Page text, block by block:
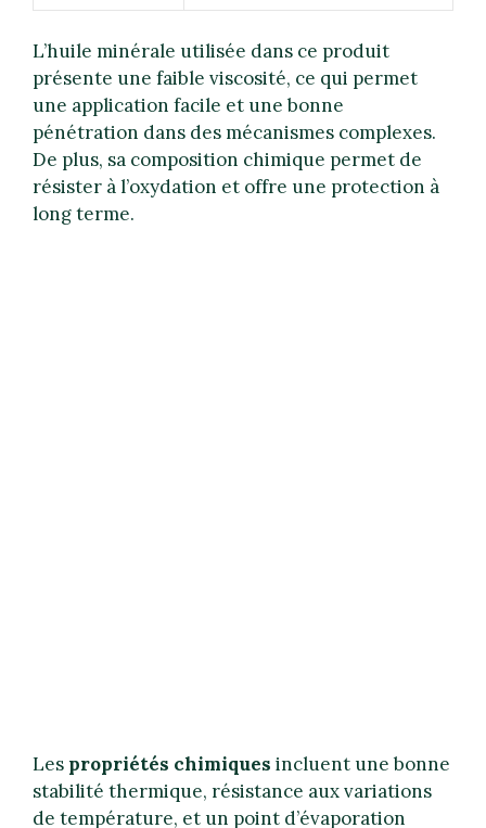
L’huile minérale utilisée dans ce produit
présente une faible viscosité, ce qui permet
une application facile et une bonne
pénétration dans des mécanismes complexes.
De plus, sa composition chimique permet de
résister à l’oxydation et offre une protection à
long terme.
Les propriétés chimiques incluent une bonne
stabilité thermique, résistance aux variations
de température, et un point d’évaporation